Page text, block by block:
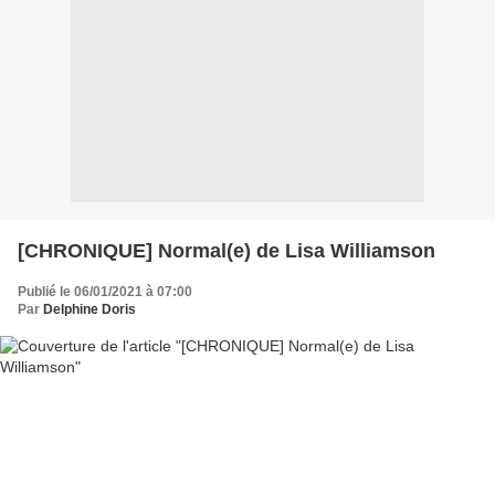
[CHRONIQUE] Normal(e) de Lisa Williamson
Publié le 06/01/2021 à 07:00
Par Delphine Doris